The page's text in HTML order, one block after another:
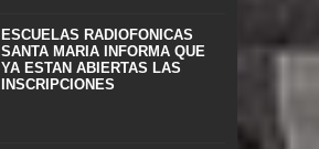
ESCUELAS RADIOFONICAS
SANTA MARIA INFORMA QUE
YA ESTAN ABIERTAS LAS
INSCRIPCIONES